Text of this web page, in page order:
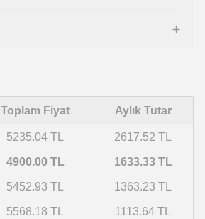
Toplam Fiyat Aylık Tutar
5235.04 TL 2617.52 TL
4900.00 TL 1633.33 TL
5452.93 TL 1363.23 TL
5568.18 TL 1113.64 TL